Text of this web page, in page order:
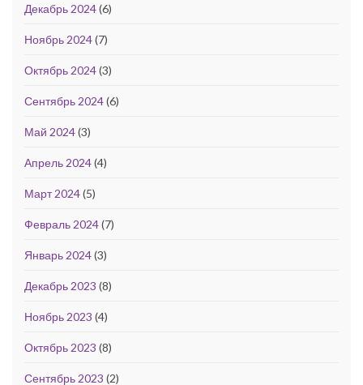
Декабрь 2024(6)
Ноябрь 2024(7)
Октябрь 2024(3)
Сентябрь 2024(6)
Май 2024(3)
Апрель 2024(4)
Март 2024(5)
Февраль 2024(7)
Январь 2024(3)
Декабрь 2023 (8)
Ноябрь 2023 (4)
Октябрь 2023 (8)
Сентябрь 2023 (2)